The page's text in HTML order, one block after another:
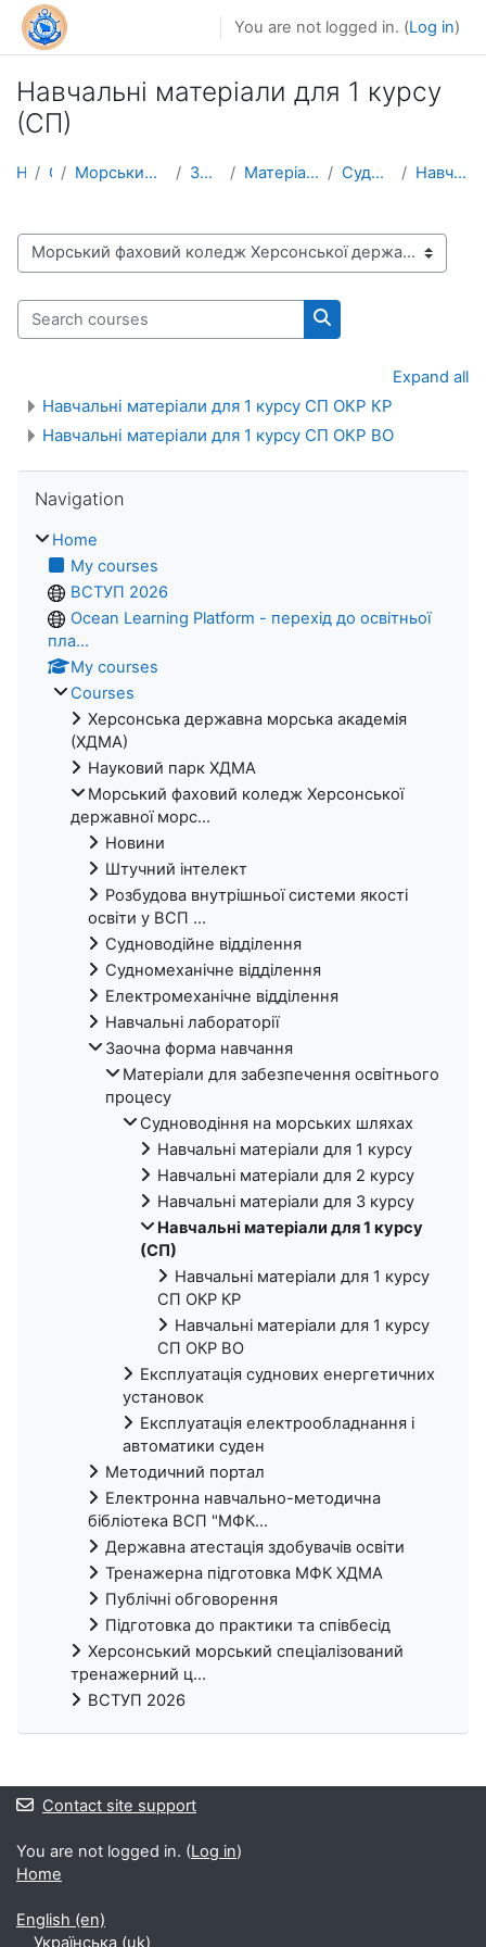
Skip to main content
You are not logged in. (Log in)
Навчальні матеріали для 1 курсу
(СП)
Home Courses Морський фаховий коледж Херсонської державної морс... Заочна форма навчання Матеріали для забезпечення освітнього процесу Судноводіння на морських шляхах Навчальні матеріали для 1 курсу (СП)
Course categories
Search courses
Search courses
Expand all
Навчальні матеріали для 1 курсу СП ОКР КР
Навчальні матеріали для 1 курсу СП ОКР ВО
Navigation
Home
My courses
ВСТУП 2026
Ocean Learning Platform - перехід до освітньої
пла...
My courses
Courses
Херсонська державна морська академія
(ХДМА)
Науковий парк ХДМА
Морський фаховий коледж Херсонської
державної морс...
Новини
Штучний інтелект
Розбудова внутрішньої системи якості
освіти у ВСП ...
Судноводійне відділення
Судномеханічне відділення
Електромеханічне відділення
Навчальні лабораторії
Заочна форма навчання
Матеріали для забезпечення освітнього
процесу
Судноводіння на морських шляхах
Навчальні матеріали для 1 курсу
Навчальні матеріали для 2 курсу
Навчальні матеріали для 3 курсу
Навчальні матеріали для 1 курсу
(СП)
Навчальні матеріали для 1 курсу
СП ОКР КР
Навчальні матеріали для 1 курсу
СП ОКР ВО
Експлуатація суднових енергетичних
установок
Експлуатація електрообладнання і
автоматики суден
Методичний портал
Електронна навчально-методична
бібліотека ВСП "МФК...
Державна атестація здобувачів освіти
Тренажерна підготовка МФК ХДМА
Публічні обговорення
Підготовка до практики та співбесід
Херсонський морський спеціалізований
тренажерний ц...
ВСТУП 2026
Contact site support
You are not logged in. (Log in)
Home
English ‎(en)‎
Українська ‎(uk)‎